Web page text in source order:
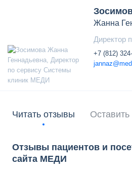
Жанна
Директор
+7 (812)
Читать отзывы Оставить
Отзывы пациентов и
сайта МЕДИ